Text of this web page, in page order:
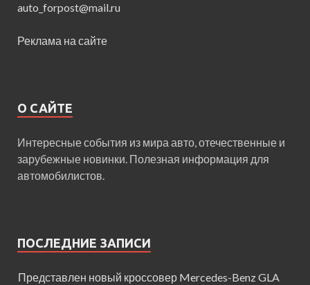
auto_forpost@mail.ru
Реклама на сайте
О САЙТЕ
Интересные события из мира авто, отечественные и
зарубежные новинки. Полезная информация для
автомобилистов.
ПОСЛЕДНИЕ ЗАПИСИ
Представлен новый кроссовер Mercedes-Benz GLA